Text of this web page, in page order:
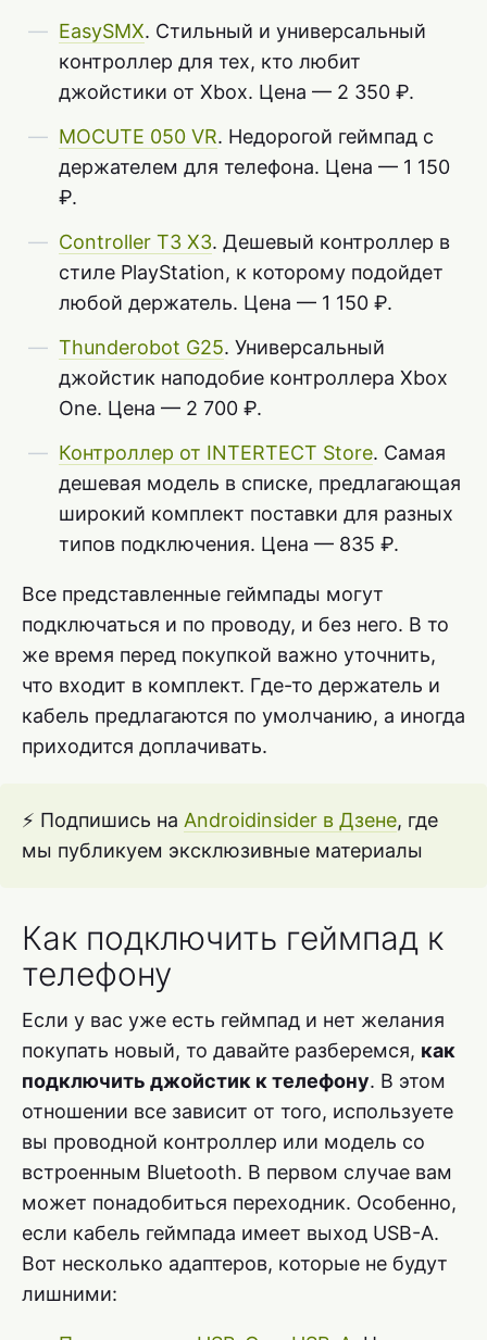
EasySMX. Стильный и универсальный
контроллер для тех, кто любит
джойстики от Xbox. Цена — 2 350 ₽.
MOCUTE 050 VR. Недорогой геймпад с
держателем для телефона. Цена — 1 150
₽.
Controller T3 X3. Дешевый контроллер в
стиле PlayStation, к которому подойдет
любой держатель. Цена — 1 150 ₽.
Thunderobot G25. Универсальный
джойстик наподобие контроллера Xbox
One. Цена — 2 700 ₽.
Контроллер от INTERTECT Store. Самая
дешевая модель в списке, предлагающая
широкий комплект поставки для разных
типов подключения. Цена — 835 ₽.
Все представленные геймпады могут
подключаться и по проводу, и без него. В то
же время перед покупкой важно уточнить,
что входит в комплект. Где-то держатель и
кабель предлагаются по умолчанию, а иногда
приходится доплачивать.
⚡ Подпишись на Androidinsider в Дзене, где
мы публикуем эксклюзивные материалы
Как подключить геймпад к
телефону
Если у вас уже есть геймпад и нет желания
покупать новый, то давайте разберемся, как
подключить джойстик к телефону. В этом
отношении все зависит от того, используете
вы проводной контроллер или модель со
встроенным Bluetooth. В первом случае вам
может понадобиться переходник. Особенно,
если кабель геймпада имеет выход USB-A.
Вот несколько адаптеров, которые не будут
лишними: